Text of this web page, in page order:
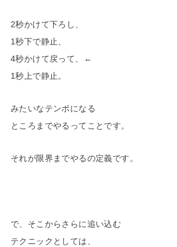
2秒かけて下ろし、
1秒下で静止、
4秒かけて戻って、←
1秒上で静止。
みたいなテンポになる
ところまでやるってことです。
それが限界までやるの定義です。
で、そこからさらに追い込む
テクニックとしては、